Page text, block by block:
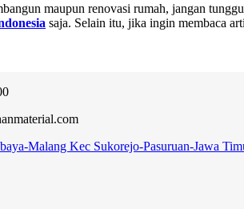
maupun renovasi rumah, jangan
saja. Selain itu, jika ingin membaca
Malang Kec Sukorejo-Pasuruan-Jawa